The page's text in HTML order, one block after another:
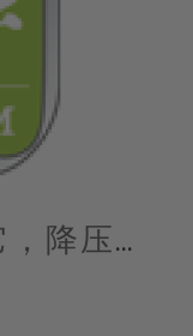
降压排
这么做